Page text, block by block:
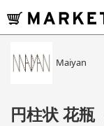
Maiyan
円柱状 花瓶